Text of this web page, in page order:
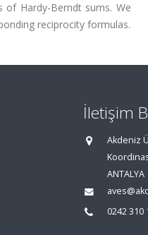
of Hardy-Berndt sums. We
reciprocity formulas.
İletişim
Akdeniz
ANTALYA
0242 310